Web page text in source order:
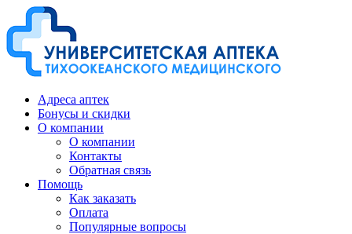
Адреса аптек
Бонусы и скидки
О компании
О компании
Контакты
Обратная связь
Помощь
Как заказать
Оплата
Популярные вопросы